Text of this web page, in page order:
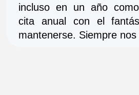
incluso en un año
cita anual con el
mantenerse. Siempre